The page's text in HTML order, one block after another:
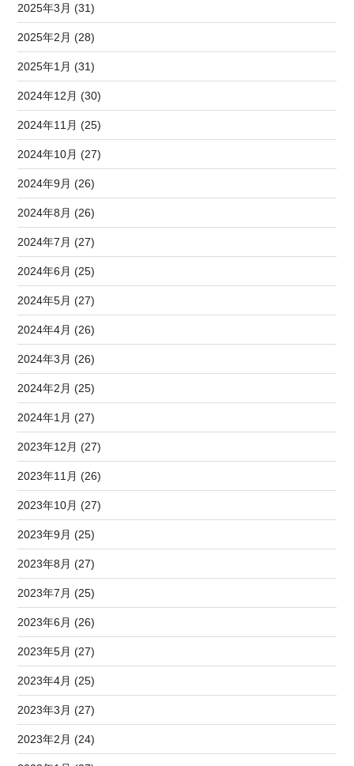
2025年3月 (31)
2025年2月 (28)
2025年1月 (31)
2024年12月 (30)
2024年11月 (25)
2024年10月 (27)
2024年9月 (26)
2024年8月 (26)
2024年7月 (27)
2024年6月 (25)
2024年5月 (27)
2024年4月 (26)
2024年3月 (26)
2024年2月 (25)
2024年1月 (27)
2023年12月 (27)
2023年11月 (26)
2023年10月 (27)
2023年9月 (25)
2023年8月 (27)
2023年7月 (25)
2023年6月 (26)
2023年5月 (27)
2023年4月 (25)
2023年3月 (27)
2023年2月 (24)